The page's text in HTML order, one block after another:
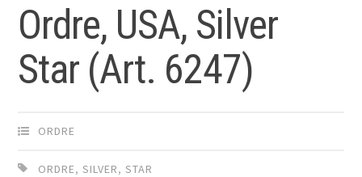
Ordre, USA, Silver
Star (Art. 6247)
ORDRE
ORDRE,SILVER,STAR